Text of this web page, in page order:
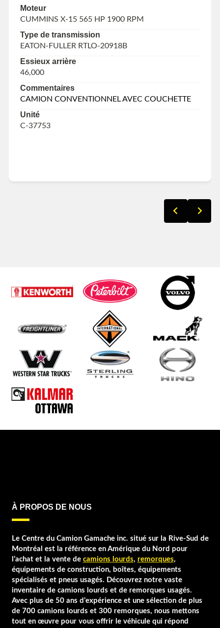
Moteur
CUMMINS X-15 565 HP 1900 RPM
Type de transmission
EATON-FULLER RTLO-20918B
Essieux arrière
46,000
Commentaires
CAMION CONVENTIONNEL AVEC COUCHETTE
Unité
C-37753
À PROPOS DE NOUS
Le Centre du Camion Gamache inc. situé sur la Rive-Sud de
Montréal est la référence en Amérique du Nord pour
l’achat et la vente de camions lourds, remorques,
équipements de construction, boîtes, équipements
spécialisés et pneus usagés. Découvrez notre vaste
inventaire de camions lourds et de remorques usagés.
Avec plus de 50 ans d’expérience et une sélection de plus
de 700 camions lourds et 300 remorques, nous mettons
tout en œuvre pour vous offrir le véhicule qui répond